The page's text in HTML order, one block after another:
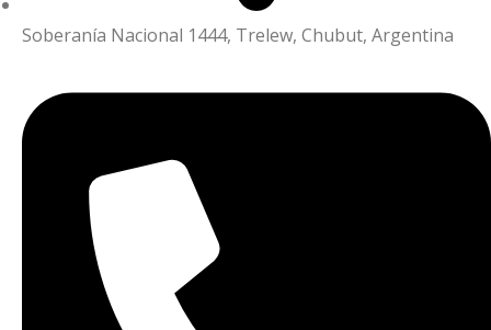
Soberanía Nacional 1444, Trelew, Chubut, Argentina